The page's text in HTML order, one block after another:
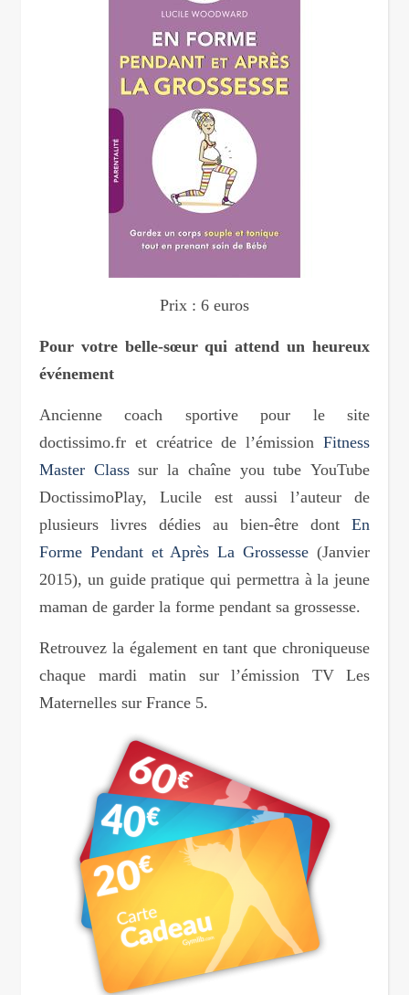
Prix : 6 euros
Pour votre belle-sœur qui attend un heureux
événement
Ancienne coach sportive pour le site
doctissimo.fr et créatrice de l’émission Fitness
Master Classsur la chaîne you tube YouTube
DoctissimoPlay, Lucile est aussi l’auteur de
plusieurs livres dédies au bien-être dont En
Forme Pendant et Après La Grossesse (Janvier
2015), un guide pratique qui permettra à la jeune
maman de garder la forme pendant sa grossesse.
Retrouvez la également en tant que chroniqueuse
chaque mardi matin sur l’émission TV Les
Maternelles sur France 5.